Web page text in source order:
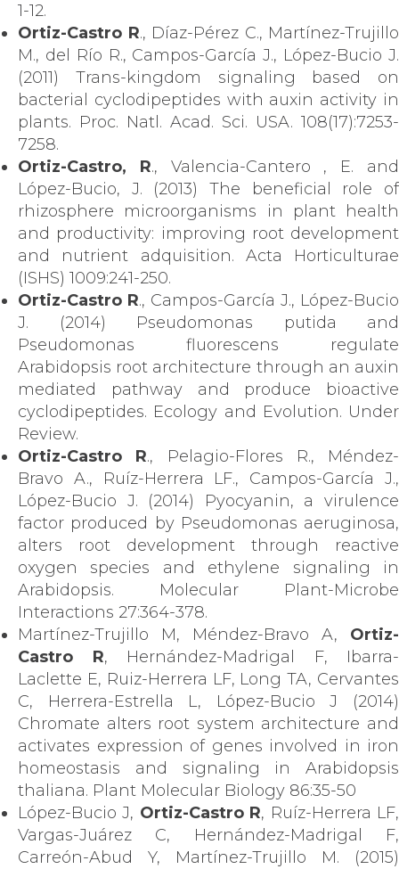
1-12.
Ortiz-Castro R., Díaz-Pérez C., Martínez-Trujillo
M., del Río R., Campos-García J., López-Bucio J.
(2011) Trans-kingdom signaling based on
bacterial cyclodipeptides with auxin activity in
plants. Proc. Natl. Acad. Sci. USA. 108(17):7253-
7258.
Ortiz-Castro, R., Valencia-Cantero , E. and
López-Bucio, J. (2013) The beneficial role of
rhizosphere microorganisms in plant health
and productivity: improving root development
and nutrient adquisition. Acta Horticulturae
(ISHS) 1009:241-250.
Ortiz-Castro R., Campos-García J., López-Bucio
J. (2014) Pseudomonas putida and
Pseudomonas fluorescens regulate
Arabidopsis root architecture through an auxin
mediated pathway and produce bioactive
cyclodipeptides. Ecology and Evolution. Under
Review.
Ortiz-Castro R., Pelagio-Flores R., Méndez-
Bravo A., Ruíz-Herrera LF., Campos-García J.,
López-Bucio J. (2014) Pyocyanin, a virulence
factor produced by Pseudomonas aeruginosa,
alters root development through reactive
oxygen species and ethylene signaling in
Arabidopsis. Molecular Plant-Microbe
Interactions 27:364-378.
Martínez-Trujillo M, Méndez-Bravo A, Ortiz-
Castro R, Hernández-Madrigal F, Ibarra-
Laclette E, Ruiz-Herrera LF, Long TA, Cervantes
C, Herrera-Estrella L, López-Bucio J (2014)
Chromate alters root system architecture and
activates expression of genes involved in iron
homeostasis and signaling in Arabidopsis
thaliana. Plant Molecular Biology 86:35-50
López-Bucio J, Ortiz-Castro R, Ruíz-Herrera LF,
Vargas-Juárez C, Hernández-Madrigal F,
Carreón-Abud Y, Martínez-Trujillo M. (2015)